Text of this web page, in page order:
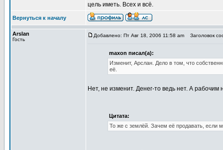
цель иметь. Всех и всё.
Вернуться к началу
Arslan
Гость
Добавлено: Пт Авг 18, 2006 11:58 am Заголовок
maxon писал(а):
Изменит, Арслан. Дело в том, что
её.
Нет, не изменит. Денег-то ведь нет. А
Цитата:
То же с землёй. Зачем её продавать, если